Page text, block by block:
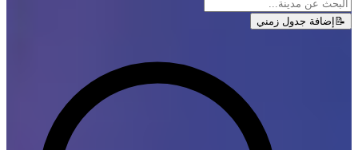
📝 إضافة جدول زمني